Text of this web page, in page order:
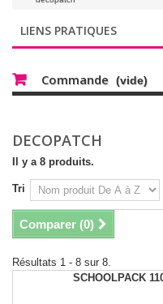
LIENS PRATIQUES
Commande (vide)
DECOPATCH
Il y a 8 produits.
Tri
Comparer (0)
Résultats 1 - 8 sur 8.
SCHOOLPACK